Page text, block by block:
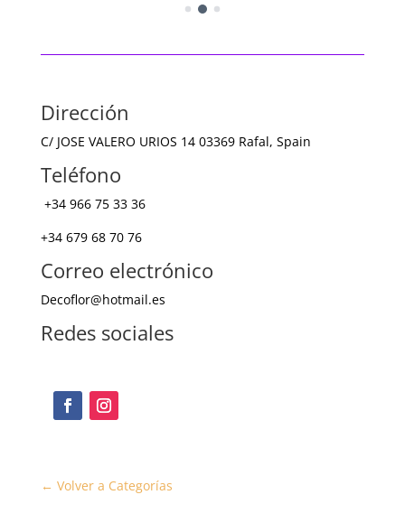
Dirección
C/ JOSE VALERO URIOS 14 03369 Rafal, Spain
Teléfono
+34 966 75 33 36
+34 679 68 70 76
Correo electrónico
Decoflor@hotmail.es
Redes sociales
← Volver a Categorías